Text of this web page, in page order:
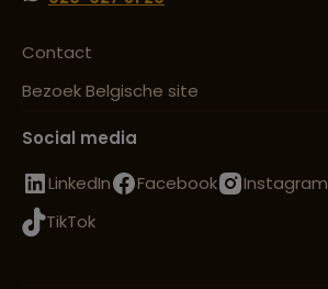
Contact
Bezoek Belgische site
Social media
LinkedIn
Facebook Instagram
TikTok